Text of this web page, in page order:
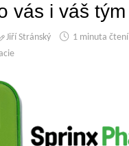
vás i váš tým
Jiří Stránský
1 minuta čtení